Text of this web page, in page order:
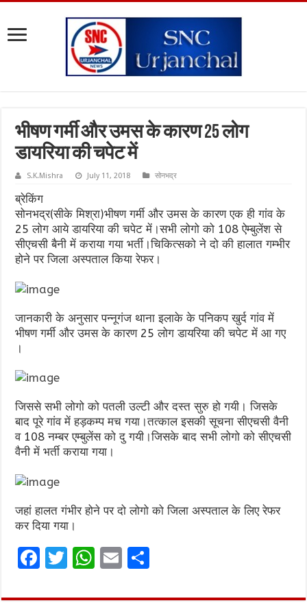
भीषण गर्मी और उमस के कारण 25 लोग
डायरिया की चपेट में
S.K.Mishra July 11, 2018 सोनभद्र
ब्रेकिंग
सोनभद्र(सीके मिश्रा)भीषण गर्मी और उमस के कारण एक ही गांव के
25 लोग आये डायरिया की चपेट में।सभी लोगो को 108 ऐम्बुलेंश से
सीएचसी बैनी में कराया गया भर्ती।चिकित्सको ने दो की हालात गम्भीर
होने पर जिला अस्पताल किया रेफर।
जानकारी के अनुसार पन्नूगंज थाना इलाके के पनिकप खुर्द गांव में
भीषण गर्मी और उमस के कारण 25 लोग डायरिया की चपेट में आ गए
।
जिससे सभी लोगो को पतली उल्टी और दस्त सुरु हो गयी। जिसके
बाद पूरे गांव में हड़कम्प मच गया।तत्काल इसकी सूचना सीएचसी वैनी
व 108 नम्बर एम्बुलेंस को दु गयी।जिसके बाद सभी लोगो को सीएचसी
वैनी में भर्ती कराया गया।
जहां हालत गंभीर होने पर दो लोगो को जिला अस्पताल के लिए रेफर
कर दिया गया।
F
ce
T
it
W
at
E
ai ar